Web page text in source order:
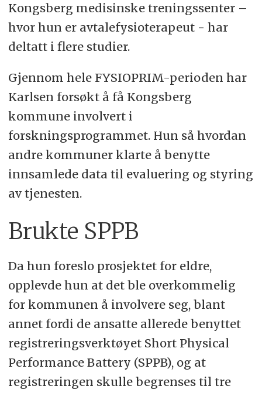
Kongsberg medisinske treningssenter –
hvor hun er avtalefysioterapeut - har
deltatt i flere studier.
Gjennom hele FYSIOPRIM-perioden har
Karlsen forsøkt å få Kongsberg
kommune involvert i
forskningsprogrammet. Hun så hvordan
andre kommuner klarte å benytte
innsamlede data til evaluering og styring
av tjenesten.
Brukte SPPB
Da hun foreslo prosjektet for eldre,
opplevde hun at det ble overkommelig
for kommunen å involvere seg, blant
annet fordi de ansatte allerede benyttet
registreringsverktøyet Short Physical
Performance Battery (SPPB), og at
registreringen skulle begrenses til tre